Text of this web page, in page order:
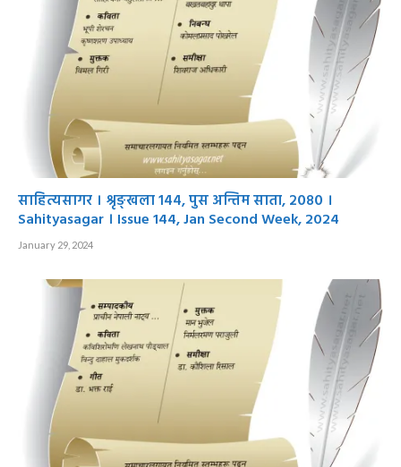
साहित्यसागर । श्रृङ्खला १४४, पुस अन्तिम साता, २०८० ।
Sahityasagar । Issue 144, Jan Second Week, 2024
January 29, 2024